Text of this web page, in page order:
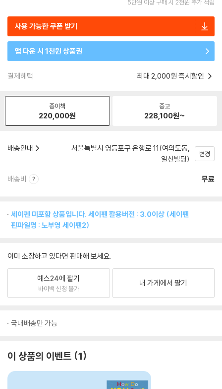
5만원 이상 구매 시 2천원 추가 적립
사용 가능한 쿠폰 받기
앱 다운 시 1천원 상품권
결제혜택 최대 2,000원 즉시할인
종이책
220,000원
중고
228,100원~
배송안내
서울특별시 영등포구 은행로 11(여의도동,
일신빌딩)
변경
배송비 무료
세이펜 미포함 상품입니다. 세이펜 활용버전 : 3.0이상 (세이펜
핀파일명 : 노부영 세이펜2)
이미 소장하고 있다면 판매해 보세요.
예스24에 팔기
바이백 신청 불가
내 가게에서 팔기
국내배송만 가능
이 상품의 이벤트 1